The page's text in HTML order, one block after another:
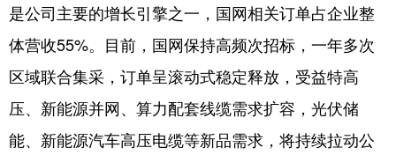
海南 重庆 四川
贵州 云南 西藏
陕西 甘肃 青海
是公司主要的增长引擎之一，国网相关订单占企业整
体营收55%。目前，国网保持高频次招标，一年多次
区域联合集采，订单呈滚动式稳定释放，受益特高
压、新能源并网、算力配套线缆需求扩容，光伏储
能、新能源汽车高压电缆等新品需求，将持续拉动公